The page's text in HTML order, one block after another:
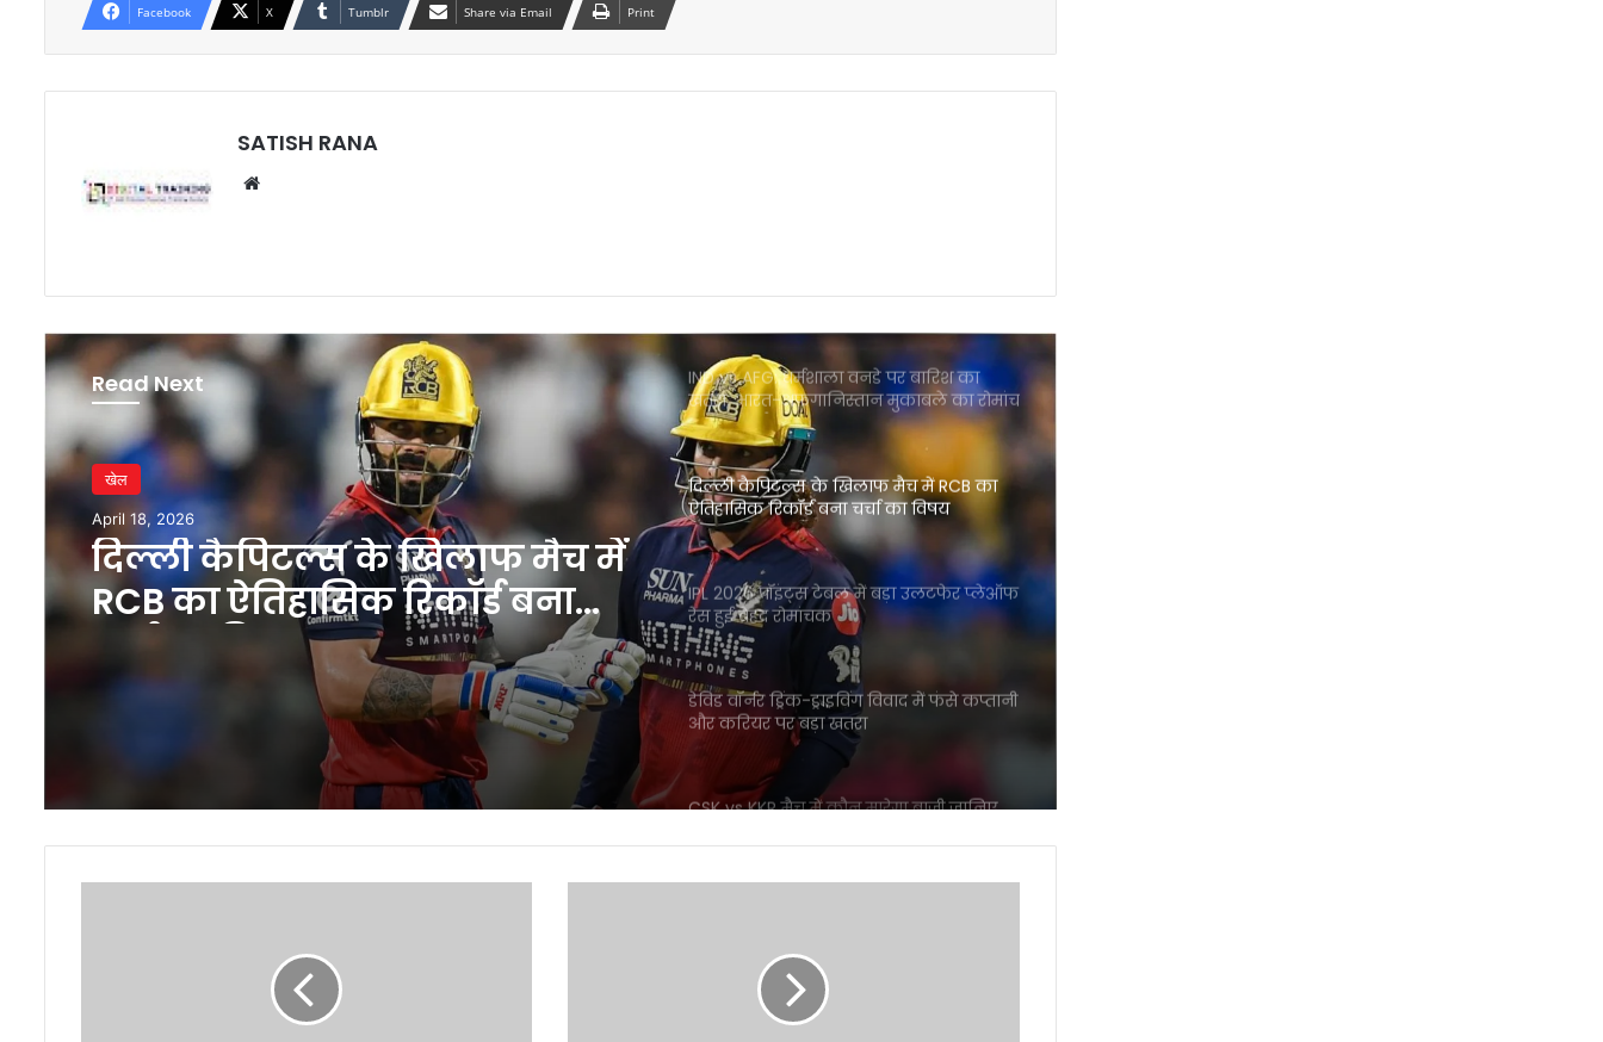
Facebook X Tumblr Share via Email Print
SATISH RANA
Read Next
खेल
April 18, 2026
दिल्ली कैपिटल्स के खिलाफ मैच में
RCB का ऐतिहासिक रिकॉर्ड बना
चर्चा का विषय
आईपीएल 2026: आखिरी गेंद पर लखनऊ की
गुवाहाटी में कौन मारेगा बाजी
IND vs AFG: धर्मशाला वनडे पर बारिश का
खतरा, भारत-अफगानिस्तान मुकाबले का रोमांच
पड़ सकता है फीका
दिल्ली कैपिटल्स के खिलाफ मैच में RCB का
ऐतिहासिक रिकॉर्ड बना चर्चा का विषय
IPL 2026 पॉइंट्स टेबल में बड़ा उलटफेर प्लेऑफ
रेस हुई बेहद रोमांचक
डेविड वॉर्नर ड्रिंक-ड्राइविंग विवाद में फंसे कप्तानी
और करियर पर बड़ा खतरा
CSK vs KKR मैच में कौन मारेगा बाजी जानिए
IPL नियम उल्लंघन का शक राजस्थान रॉयल्स